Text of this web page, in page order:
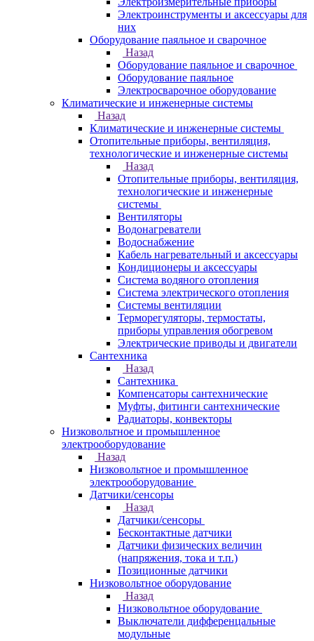
Электроинструменты и аксессуары для
них
Оборудование паяльное и сварочное
Назад
Оборудование паяльное и сварочное
Оборудование паяльное
Электросварочное оборудование
Климатические и инженерные системы
Назад
Климатические и инженерные системы
Отопительные приборы, вентиляция,
технологические и инженерные системы
Назад
Отопительные приборы, вентиляция,
технологические и инженерные
системы
Вентиляторы
Водонагреватели
Водоснабжение
Кабель нагревательный и аксессуары
Кондиционеры и аксессуары
Система водяного отопления
Система электрического отопления
Системы вентиляции
Терморегуляторы, термостаты,
приборы управления обогревом
Электрические приводы и двигатели
Сантехника
Назад
Сантехника
Компенсаторы сантехнические
Муфты, фитинги сантехнические
Радиаторы, конвекторы
Низковольтное и промышленное
электрооборудование
Назад
Низковольтное и промышленное
электрооборудование
Датчики/сенсоры
Назад
Датчики/сенсоры
Бесконтактные датчики
Датчики физических величин
(напряжения, тока и т.п.)
Позиционные датчики
Низковольтное оборудование
Назад
Низковольтное оборудование
Выключатели дифференцальные
модульные